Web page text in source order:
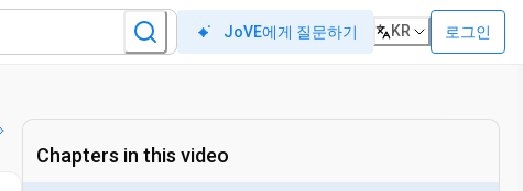
JoVE에게 질문하기 KR 로그인
Chapters in this video